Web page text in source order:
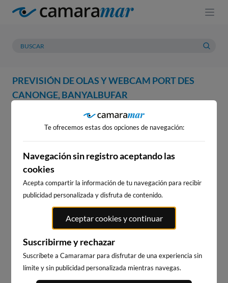
PREVISIÓN DE OLAS Y WEBCAM PORT DES
CANONGE, BANYALBUFAR
PREVISIÓN METEOROLOGÍA
WEBCAM PORT DES CANONGE,
BANYALBUFAR
WEBCAMS CERCANAS
Te ofrecemos estas dos opciones de navegación:
Navegación sin registro aceptando las
cookies
Acepta compartir la información de tu navegación para recibir
publicidad personalizada y disfruta de contenido.
Aceptar cookies y continuar
Suscribirme y rechazar
Suscríbete a Camaramar para disfrutar de una experiencia sin
límite y sin publicidad personalizada mientras navegas.